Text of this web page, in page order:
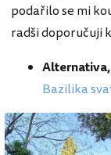
podařilo se mi
radši doporučuji
Bazilika